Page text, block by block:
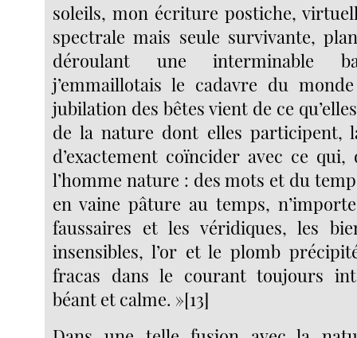
soleils, mon écriture postiche,
spectrale mais seule survivante,
déroulant une interminable
j’emmaillotais le cadavre du
jubilation des bêtes vient de ce
de la nature dont elles participent,
d’exactement coïncider avec ce
l’homme nature : des mots et du
en vaine pâture au temps,
faussaires et les véridiques, les
insensibles, l’or et le plomb
fracas dans le courant toujours
béant et calme. »[13]